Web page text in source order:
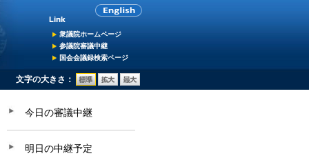
衆議院ホームページ
参議院審議中継
国会会議録検索ページ
文字の大きさ：
今日の審議中継
明日の中継予定